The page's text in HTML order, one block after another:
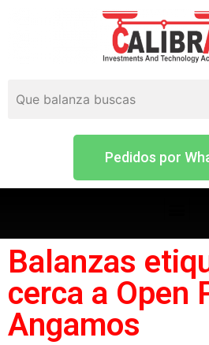
Pedidos por
Balanzas
cerca a Open
Angamos